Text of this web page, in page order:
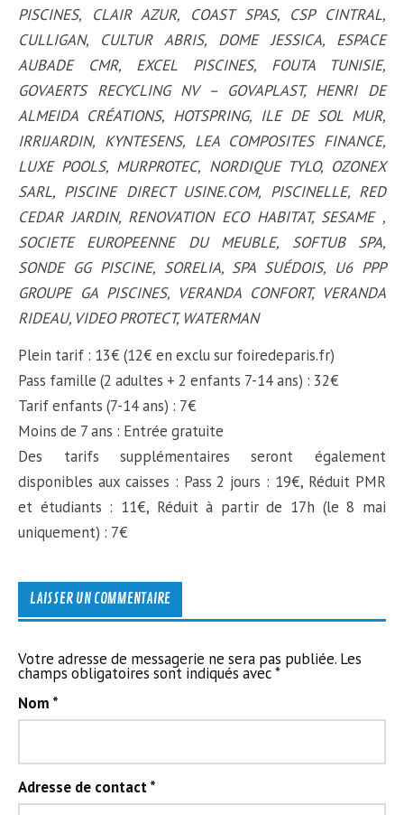
PISCINES, CLAIR AZUR, COAST SPAS, CSP CINTRAL,
CULLIGAN, CULTUR ABRIS, DOME JESSICA, ESPACE
AUBADE CMR, EXCEL PISCINES, FOUTA TUNISIE,
GOVAERTS RECYCLING NV – GOVAPLAST, HENRI DE
ALMEIDA CRÉATIONS, HOTSPRING, ILE DE SOL MUR,
IRRIJARDIN, KYNTESENS, LEA COMPOSITES FINANCE,
LUXE POOLS, MURPROTEC, NORDIQUE TYLO, OZONEX
SARL, PISCINE DIRECT USINE.COM, PISCINELLE, RED
CEDAR JARDIN, RENOVATION ECO HABITAT, SESAME ,
SOCIETE EUROPEENNE DU MEUBLE, SOFTUB SPA,
SONDE GG PISCINE, SORELIA, SPA SUÉDOIS, U6 PPP
GROUPE GA PISCINES, VERANDA CONFORT, VERANDA
RIDEAU, VIDEO PROTECT, WATERMAN
Plein tarif : 13€ (12€ en exclu sur foiredeparis.fr)
Pass famille (2 adultes + 2 enfants 7-14 ans) : 32€
Tarif enfants (7-14 ans) : 7€
Moins de 7 ans : Entrée gratuite
Des tarifs supplémentaires seront également
disponibles aux caisses : Pass 2 jours : 19€, Réduit PMR
et étudiants : 11€, Réduit à partir de 17h (le 8 mai
uniquement) : 7€
LAISSER UN COMMENTAIRE
Votre adresse de messagerie ne sera pas publiée. Les
champs obligatoires sont indiqués avec*
Nom *
Adresse de contact*